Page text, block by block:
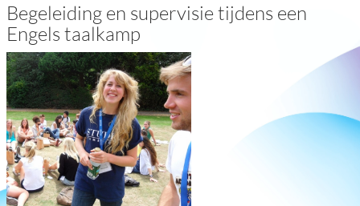
Begeleiding en supervisie tijdens een
Engels taalkamp